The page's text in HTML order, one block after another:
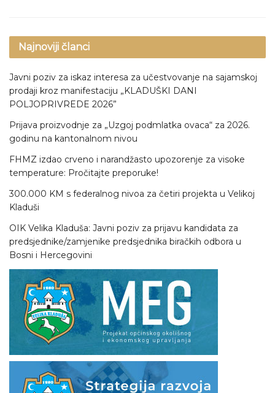
Najnoviji članci
Javni poziv za iskaz interesa za učestvovanje na sajamskoj
prodaji kroz manifestaciju „KLADUŠKI DANI
POLJOPRIVREDE 2026”
Prijava proizvodnje za „Uzgoj podmlatka ovaca“ za 2026.
godinu na kantonalnom nivou
FHMZ izdao crveno i narandžasto upozorenje za visoke
temperature: Pročitajte preporuke!
300.000 KM s federalnog nivoa za četiri projekta u Velikoj
Kladuši
OIK Velika Kladuša: Javni poziv za prijavu kandidata za
predsjednike/zamjenike predsjednika biračkih odbora u
Bosni i Hercegovini